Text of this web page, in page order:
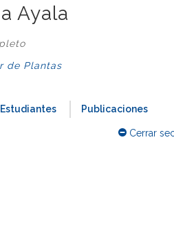
Ayala
de Plantas
Estudiantes Publicaciones
Cerrar